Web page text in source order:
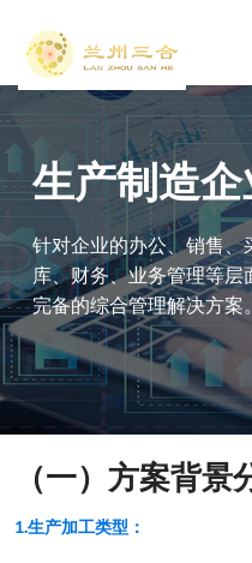
生产制造
针对企业的办公、销售、
库、财务、业务管理等
完备的综合管理解决方案。
（一）方案背景
1.生产加工类型：